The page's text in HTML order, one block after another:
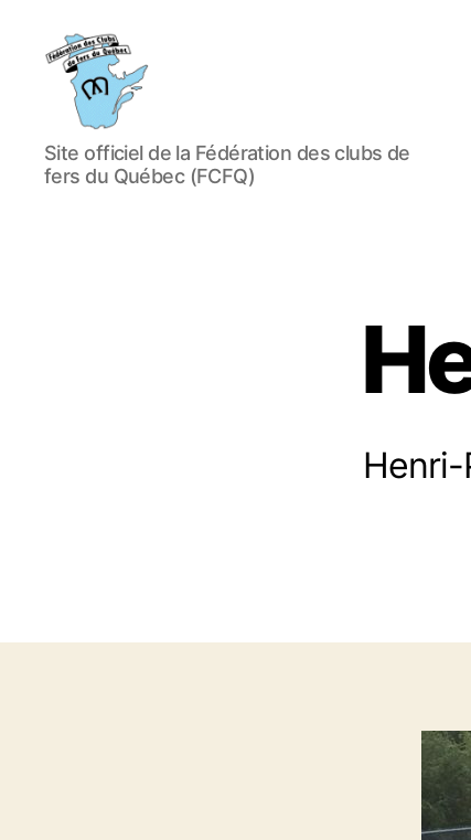
Fédération
des
clubs
Site officiel de la Fédération des clubs de
fers du Québec (FCFQ)
Henri-